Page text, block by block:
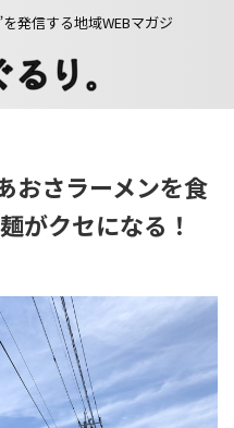
発信する地域WEBマガジ
おさラーメンを食
がクセになる！